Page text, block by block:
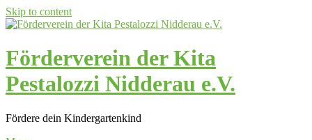
Skip to content
Förderverein der Kita
Pestalozzi Nidderau e.V.
Fördere dein Kindergartenkind